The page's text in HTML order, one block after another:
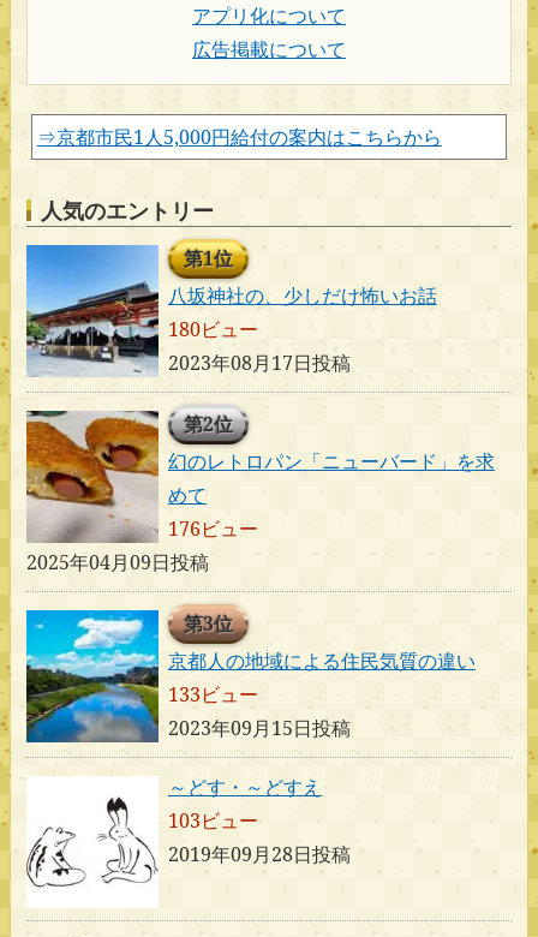
アプリ化について
広告掲載について
⇒京都市民1人5,000円給付の案内はこちらから
人気のエントリー
第1位
八坂神社の、少しだけ怖いお話
180ビュー
2023年08月17日投稿
第2位
幻のレトロパン「ニューバード」を求
めて
176ビュー
2025年04月09日投稿
第3位
京都人の地域による住民気質の違い
133ビュー
2023年09月15日投稿
～どす・～どすえ
103ビュー
2019年09月28日投稿